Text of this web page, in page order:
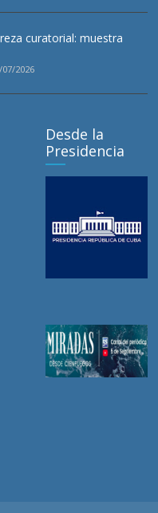
curatorial: muestra
2026
Desde la
Presidencia